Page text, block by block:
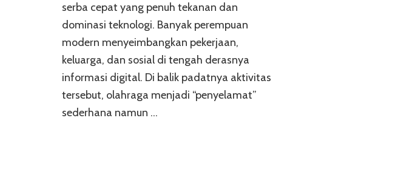
serba cepat yang penuh tekanan dan
dominasi teknologi. Banyak perempuan
modern menyeimbangkan pekerjaan,
keluarga, dan sosial di tengah derasnya
informasi digital. Di balik padatnya aktivitas
tersebut, olahraga menjadi “penyelamat”
sederhana namun …